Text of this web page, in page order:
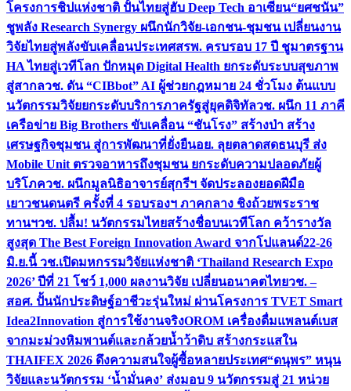
โครงการชิปแห่งชาติ ปั้นไทยสู่ฮับ Deep Tech อาเซียน“ยศชนัน”
ชูพลัง Research Synergy ผนึกนักวิจัย-เอกชน-ชุมชน เปลี่ยนงาน
วิจัยไทยสู่พลังขับเคลื่อนประเทศสรพ. ครบรอบ 17 ปี ชูมาตรฐาน
HA ไทยสู่เวทีโลก ปักหมุด Digital Health ยกระดับระบบสุขภาพ
สู่สากลวช. ดัน “CIBbot” AI ผู้ช่วยกฎหมาย 24 ชั่วโมง ต้นแบบ
นวัตกรรมวิจัยยกระดับบริการภาครัฐสู่ยุคดิจิทัลวช. ผนึก 11 ภาคี
เครือข่าย Big Brothers ขับเคลื่อน “ชันโรง” สร้างป่า สร้าง
เศรษฐกิจชุมชน สู่การพัฒนาที่ยั่งยืนอย. ลุยตลาดสดธนบุรี ส่ง
Mobile Unit ตรวจอาหารถึงชุมชน ยกระดับความปลอดภัยผู้
บริโภควช. ผนึกมูลนิธิอาจารย์สุกรีฯ จัดประลองยอดฝีมือ
เยาวชนดนตรี ครั้งที่ 4 รอบรองฯ ภาคกลาง ชิงถ้วยพระราช
ทานฯวช. ปลื้ม! นวัตกรรมไทยสร้างชื่อบนเวทีโลก คว้ารางวัล
สูงสุด The Best Foreign Innovation Award จากโปแลนด์22-26
มิ.ย.นี้ วช.เปิดมหกรรมวิจัยแห่งชาติ ‘Thailand Research Expo
2026’ ปีที่ 21 โชว์ 1,000 ผลงานวิจัย เปลี่ยนอนาคตไทยวช. –
สอศ. ปั้นนักประดิษฐ์อาชีวะรุ่นใหม่ ผ่านโครงการ TVET Smart
Idea2Innovation สู่การใช้งานจริงOROM เครื่องดื่มแพลนต์เบส
จากมะม่วงหิมพานต์และกล้วยน้ำว้าดิบ สร้างกระแสใน
THAIFEX 2026 ดึงความสนใจผู้ซื้อหลายประเทศ“ดนุพร” หนุน
วิจัยและนวัตกรรม ‘น้ำมั่นคง’ ส่งมอบ 9 นวัตกรรมสู่ 21 หน่วย